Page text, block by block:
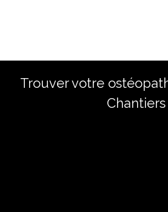
Trouver votre
Chantiers